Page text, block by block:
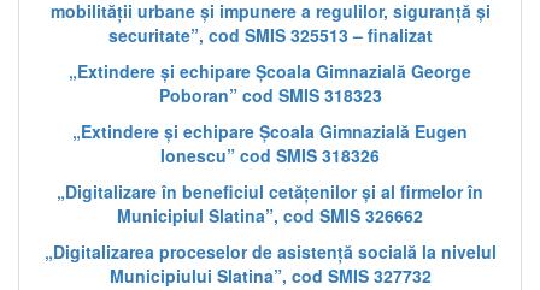
mobilității urbane și impunere a regulilor, siguranță și
securitate”, cod SMIS 325513 – finalizat
„Extindere și echipare Școala Gimnazială George
Poboran” cod SMIS 318323
„Extindere și echipare Școala Gimnazială Eugen
Ionescu” cod SMIS 318326
„Digitalizare în beneficiul cetățenilor și al firmelor în
Municipiul Slatina”, cod SMIS 326662
„Digitalizarea proceselor de asistență socială la nivelul
Municipiului Slatina”, cod SMIS 327732